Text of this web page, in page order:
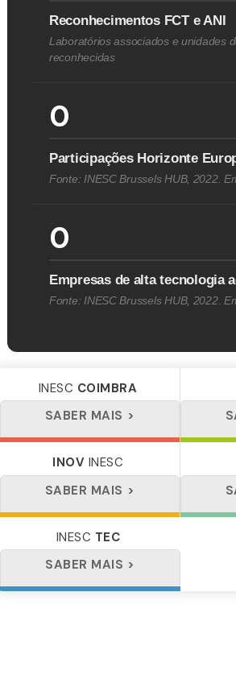
Reconhecimentos FCT e ANI
Laboratórios associados e unidades
reconhecidas
0
Participações Horizonte
Fonte: INESC Brussels HUB, 2022.
0
Empresas de alta tecnologia
Fonte: INESC Brussels HUB, 2022.
INESC COIMBRA
SABER MAIS
INOV INESC
SABER MAIS
INESC TEC
SABER MAIS